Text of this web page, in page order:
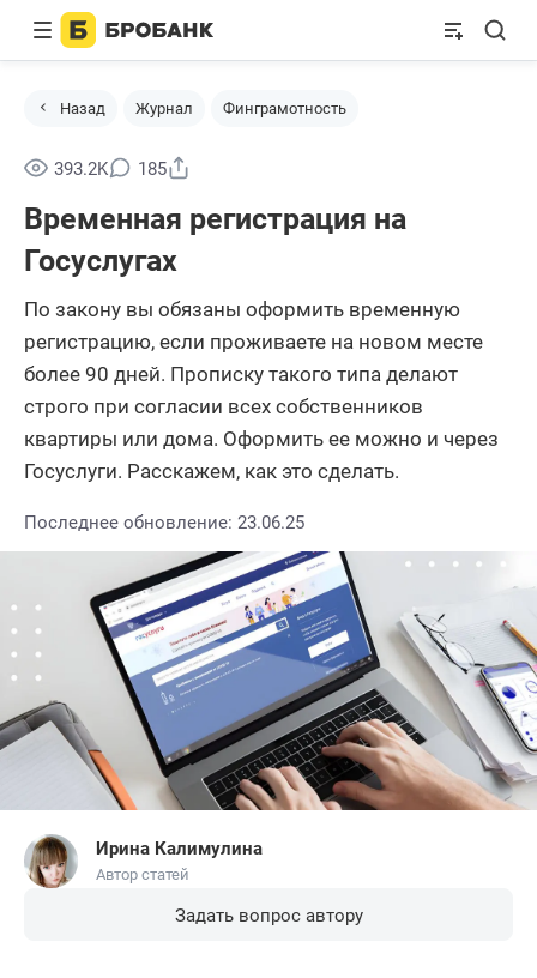
Назад Журнал Финграмотность
393.2K 185
Временная регистрация на
Госуслугах
По закону вы обязаны оформить временную
регистрацию, если проживаете на новом месте
более 90 дней. Прописку такого типа делают
строго при согласии всех собственников
квартиры или дома. Оформить ее можно и через
Госуслуги. Расскажем, как это сделать.
Последнее обновление: 23.06.25
Ирина Калимулина
Автор статей
Задать вопрос автору